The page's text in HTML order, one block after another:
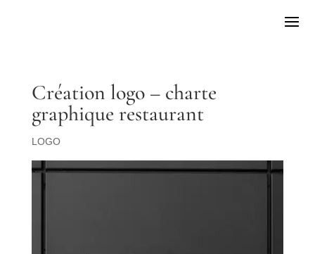
Création logo – charte
graphique restaurant
LOGO